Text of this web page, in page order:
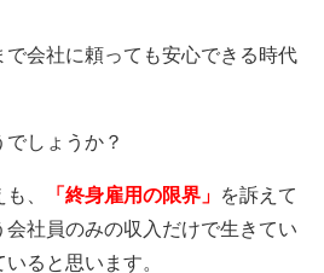
会社に頼っても安心できる時代
しょうか？
、 「終身雇用の限界」
を訴えて
社員のみの収入だけで生きてい
ると思います。